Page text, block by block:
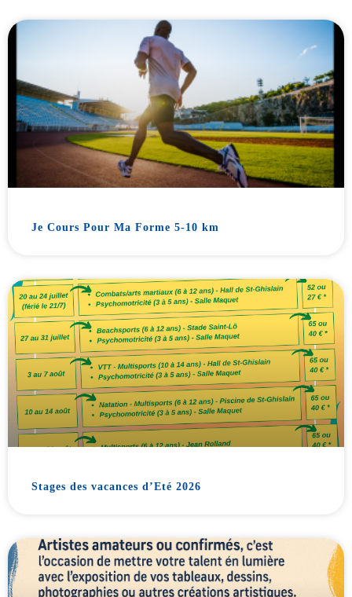
Je Cours Pour Ma Forme 5-10 km
Stages des vacances d’Eté 2026